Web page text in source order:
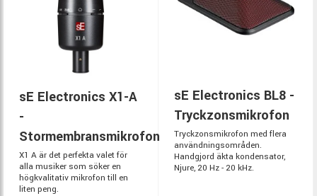
sE Electronics X1-A
-
Stormembransmikrofon
X1 A är det perfekta valet för
alla musiker som söker en
högkvalitativ mikrofon till en
liten peng.
sE Electronics BL8 -
Tryckzonsmikrofon
Tryckzonsmikrofon med flera
användningsområden.
Handgjord äkta kondensator,
Njure, 20 Hz - 20 kHz.